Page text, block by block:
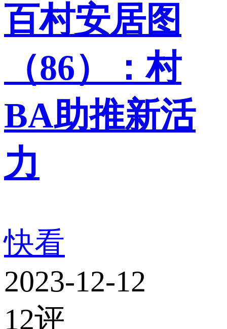
百村安居图
（86）：村
BA助推新活
力
快看
2023-12-12
12评